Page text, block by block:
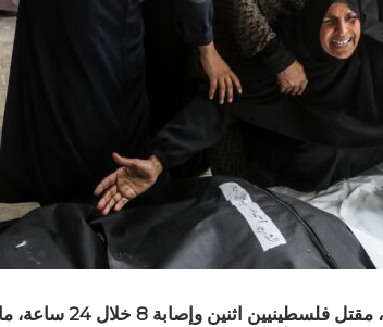
أعلنت وزارة الصحة في قطاع غزة، الخميس، مقتل